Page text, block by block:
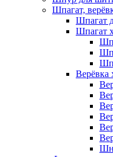
Шпагат,
Шпагат
Шпагат
Верёвка